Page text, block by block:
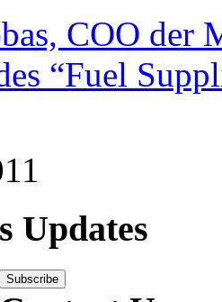
COO der
“Fuel
Updates